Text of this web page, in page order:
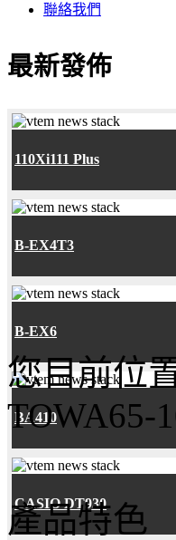
聯絡我們
最新發佈
110Xi111 Plus
B-EX4T3
B-EX6
BA410
CASIO DT930
您目前位
TOWA65-
產品特色